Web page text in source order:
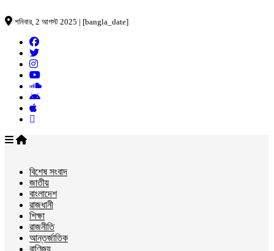
শনিবার, 2 আগস্ট 2025 | [bangla_date]
বিশেষ সংবাদ
জাতীয়
বাংলাদেশ
রাজধানী
শিক্ষা
রাজনীতি
আন্তর্জাতিক
বাণিজ্য